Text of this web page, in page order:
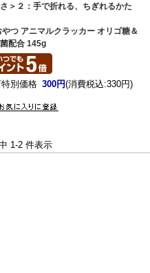
＞２：手で折れる、ちぎれるかた
やつ アニマルクラッカー オリゴ糖＆
配合 145g
別価格 300円(消費税込:330円)
1-2 件表示